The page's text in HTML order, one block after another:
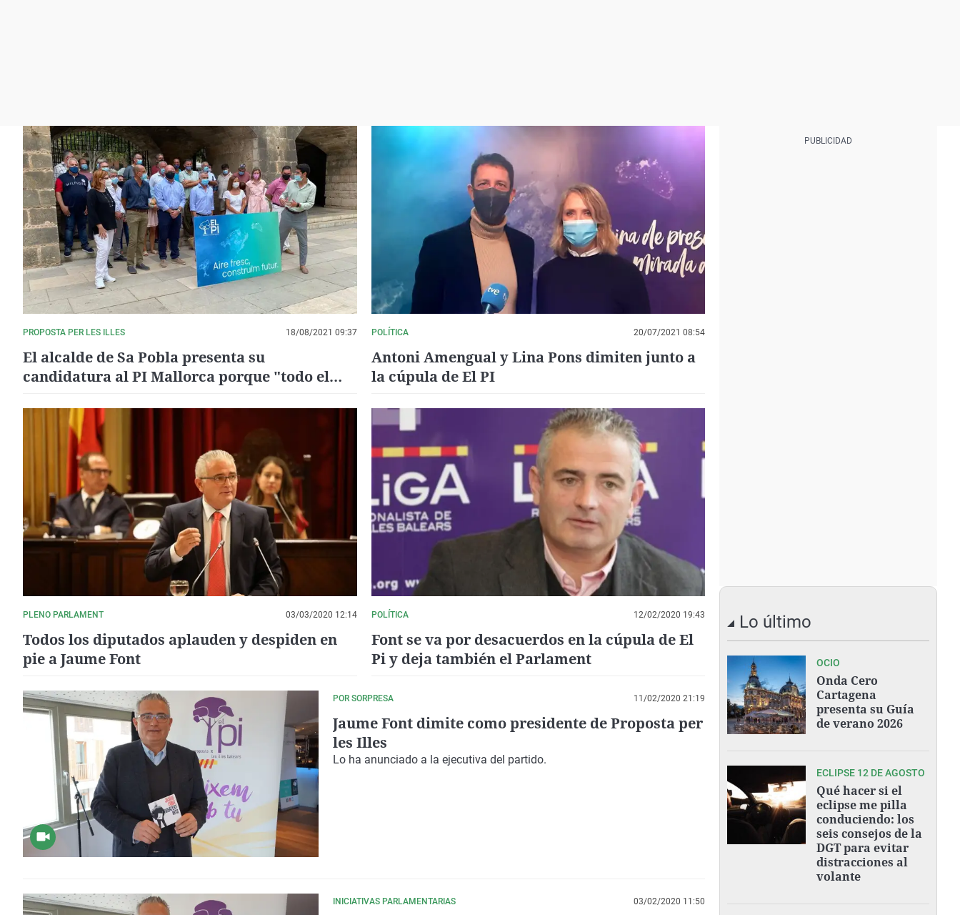
PROPOSTA PER LES ILLES 18/08/2021 09:37
El alcalde de Sa Pobla presenta su
candidatura al PI Mallorca porque "todo el
POLÍTICA 20/07/2021 08:54
Antoni Amengual y Lina Pons dimiten junto a
la cúpula de El PI
PLENO PARLAMENT 03/03/2020 12:14
Todos los diputados aplauden y despiden en
pie a Jaume Font
POLÍTICA 12/02/2020 19:43
Font se va por desacuerdos en la cúpula de El
Pi y deja también el Parlament
POR SORPRESA 11/02/2020 21:19
Jaume Font dimite como presidente de Proposta per
les Illes
Lo ha anunciado a la ejecutiva del partido.
INICIATIVAS PARLAMENTARIAS 03/02/2020 11:50
Lo último
OCIO
Onda Cero
Cartagena
presenta su Guía
de verano 2026
ECLIPSE 12 DE AGOSTO
Qué hacer si el
eclipse me pilla
conduciendo: los
seis consejos de la
DGT para evitar
distracciones al
volante